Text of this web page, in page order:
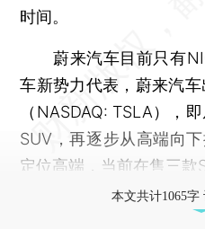
时间。
蔚来汽车目前只有
车新势力代表，蔚来汽
（NASDAQ: TSLA），
SUV，再逐步从高端向
定位高端，当前在售三款
本文共计1065